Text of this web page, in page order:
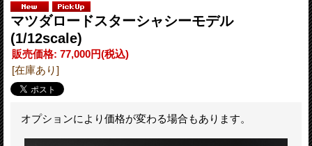
マツダロードスターシャシーモデル
(1/12scale)
販売価格: 77,000円(税込)
[在庫あり]
オプションにより価格が変わる場合もあります。